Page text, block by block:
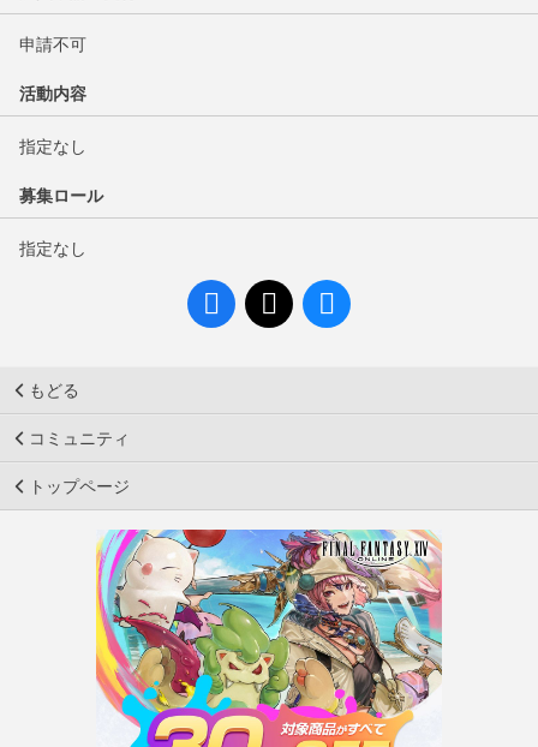
申請不可
活動内容
指定なし
募集ロール
指定なし
もどる
コミュニティ
トップページ